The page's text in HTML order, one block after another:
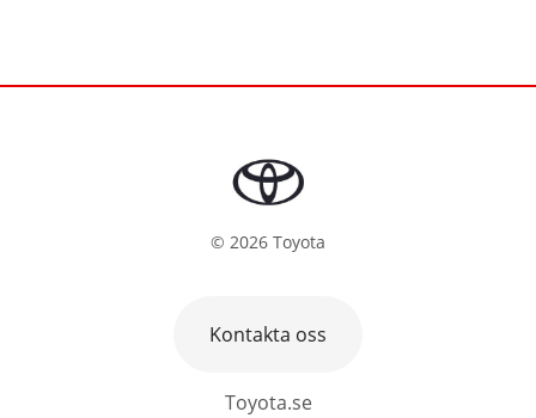
© 2026 Toyota
Toyota.se
Kontakta oss